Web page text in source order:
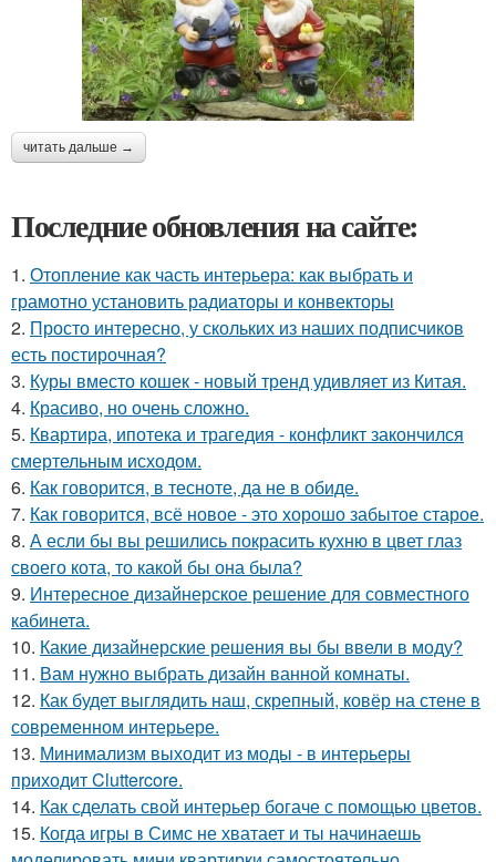
читать дальше →
Последние обновления на сайте:
1. Отопление как часть интерьера: как выбрать и
грамотно установить радиаторы и конвекторы
2. Просто интересно, у скольких из наших подписчиков
есть постирочная?
3. Куры вместо кошек - новый тренд удивляет из Китая.
4. Красиво, но очень сложно.
5. Квартира, ипотека и трагедия - конфликт закончился
смертельным исходом.
6. Как говорится, в тесноте, да не в обиде.
7. Как говорится, всё новое - это хорошо забытое старое.
8. А если бы вы решились покрасить кухню в цвет глаз
своего кота, то какой бы она была?
9. Интересное дизайнерское решение для совместного
кабинета.
10. Какие дизайнерские решения вы бы ввели в моду?
11. Вам нужно выбрать дизайн ванной комнаты.
12. Как будет выглядить наш, скрепный, ковёр на стене в
современном интерьере.
13. Минимализм выходит из моды - в интерьеры
приходит Cluttercore.
14. Как сделать свой интерьер богаче с помощью цветов.
15. Когда игры в Симс не хватает и ты начинаешь